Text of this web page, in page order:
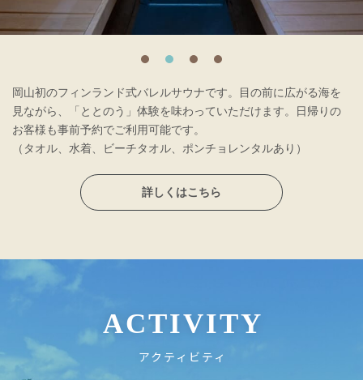
岡山初のフィンランド式バレルサウナです。目の前に広がる海を
見ながら、「ととのう」体験を味わっていただけます。日帰りの
お客様も事前予約でご利用可能です。
（タオル、水着、ビーチタオル、ポンチョレンタルあり）
詳しくはこちら
ACTIVITY
アクティビティ